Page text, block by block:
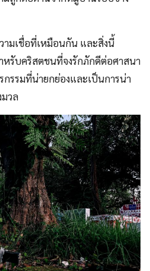
มเชื่อที่เหมือนกัน และสิ่งนี้
หรับคริสตชนที่จงรักภักดีต่อศาสนา
รรมที่น่ายกย่องและเป็นการน่า
วล